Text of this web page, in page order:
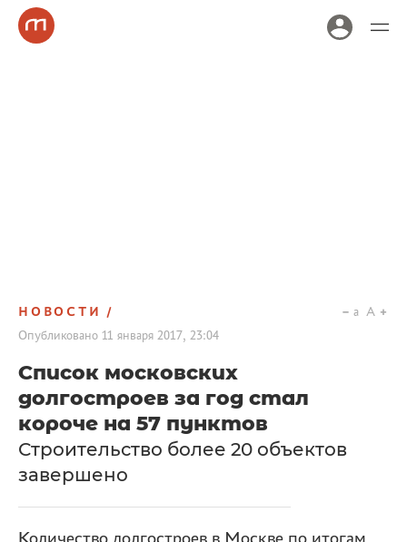
НОВОСТИ
Опубликовано 11 января 2017, 23:04
a A
Список московских
долгостроев за год стал
короче на 57 пунктов
Строительство более 20 объектов
завершено